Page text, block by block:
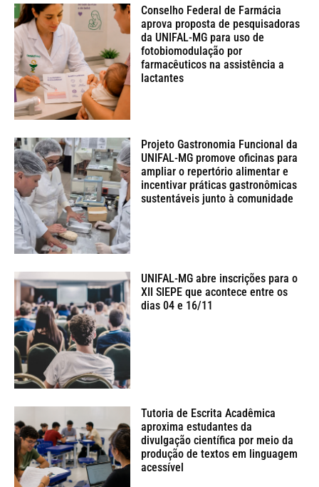
Conselho Federal de Farmácia
aprova proposta de pesquisadoras
da UNIFAL-MG para uso de
fotobiomodulação por
farmacêuticos na assistência a
lactantes
Projeto Gastronomia Funcional da
UNIFAL-MG promove oficinas para
ampliar o repertório alimentar e
incentivar práticas gastronômicas
sustentáveis junto à comunidade
UNIFAL-MG abre inscrições para o
XII SIEPE que acontece entre os
dias 04 e 16/11
Tutoria de Escrita Acadêmica
aproxima estudantes da
divulgação científica por meio da
produção de textos em linguagem
acessível